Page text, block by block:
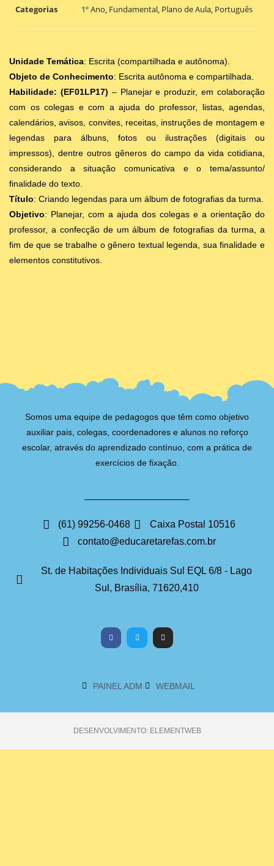
Categorias 1º Ano Fundamental Plano de Aula Português
Unidade Temática: Escrita (compartilhada e autônoma).
Objeto de Conhecimento: Escrita autônoma e compartilhada.
Habilidade: (EF01LP17) – Planejar e produzir, em colaboração
com os colegas e com a ajuda do professor, listas, agendas,
calendários, avisos, convites, receitas, instruções de montagem e
legendas para álbuns, fotos ou ilustrações (digitais ou
impressos), dentre outros gêneros do campo da vida cotidiana,
considerando a situação comunicativa e o tema/assunto/
finalidade do texto.
Título: Criando legendas para um álbum de fotografias da turma.
Objetivo: Planejar, com a ajuda dos colegas e a orientação do
professor, a confecção de um álbum de fotografias da turma, a
fim de que se trabalhe o gênero textual legenda, sua finalidade e
elementos constitutivos.
Somos uma equipe de pedagogos que têm como objetivo
auxiliar pais, colegas, coordenadores e alunos no reforço
escolar, através do aprendizado contínuo, com a prática de
exercícios de fixação.
(61) 99256-0468
Caixa Postal 10516
contato@educaretarefas.com.br
St. de Habitações Individuais Sul EQL 6/8 - Lago
Sul, Brasília, 71620,410
PAINEL ADM WEBMAIL
DESENVOLVIMENTO: ELEMENTWEB